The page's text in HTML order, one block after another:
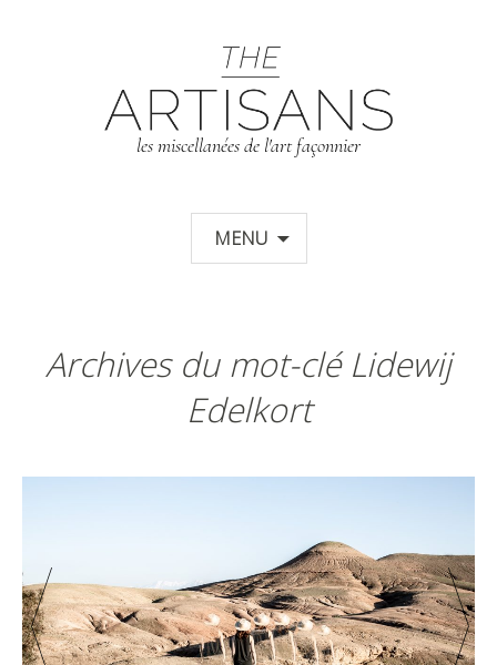
les miscellanées de l'art façonnier
MENU
Archives du mot-clé Lidewij
Edelkort